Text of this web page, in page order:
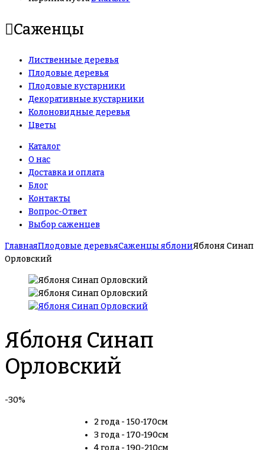
Саженцы
Лиственные деревья
Плодовые деревья
Плодовые кустарники
Декоративные кустарники
Колоновидные деревья
Цветы
Каталог
О нас
Доставка и оплата
Блог
Контакты
Вопрос-Ответ
Выбор саженцев
ГлавнаяПлодовые деревьяСаженцы яблониЯблоня Синап
Орловский
Яблоня Синап
Орловский
-30%
2 года - 150-170см
3 года - 170-190см